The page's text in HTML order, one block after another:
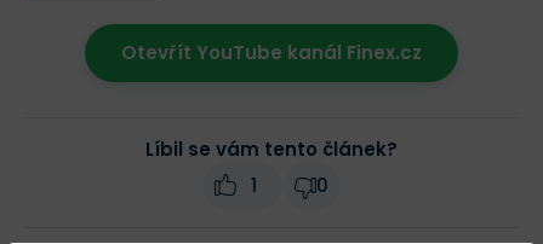
Otevřít YouTube kanál Finex.cz
Líbil se vám tento článek?
1
0